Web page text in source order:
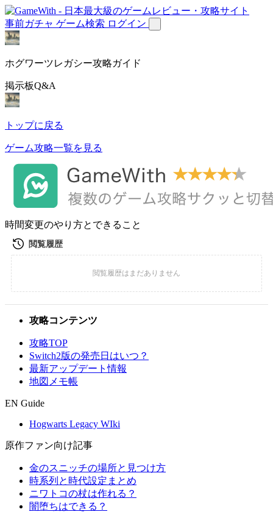
事前ガチャ ゲーム検索 ログイン
ホグワーツレガシー攻略ガイド
掲示板Q&A
トップに戻る
ゲーム攻略一覧を見る
時間変更のやり方とできること
攻略コンテンツ
攻略TOP
Switch2版の発売日はいつ？
最新アップデート情報
地図メモ帳
EN Guide
Hogwarts Legacy WIki
原作ファン向け記事
金のスニッチの場所と見つけ方
時系列と時代設定まとめ
ニワトコの杖は作れる？
闇堕ちはできる？